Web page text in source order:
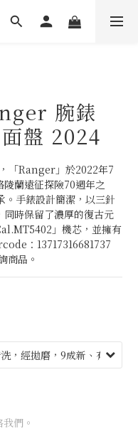
腕錶
盤 2024
「Ranger」於2022年7
蘭遠征探險70週年之
。手錶設計簡潔，以三針
時保留了濃厚的復古元
」機芯，並擁有
：13717316681737
商品。
們。